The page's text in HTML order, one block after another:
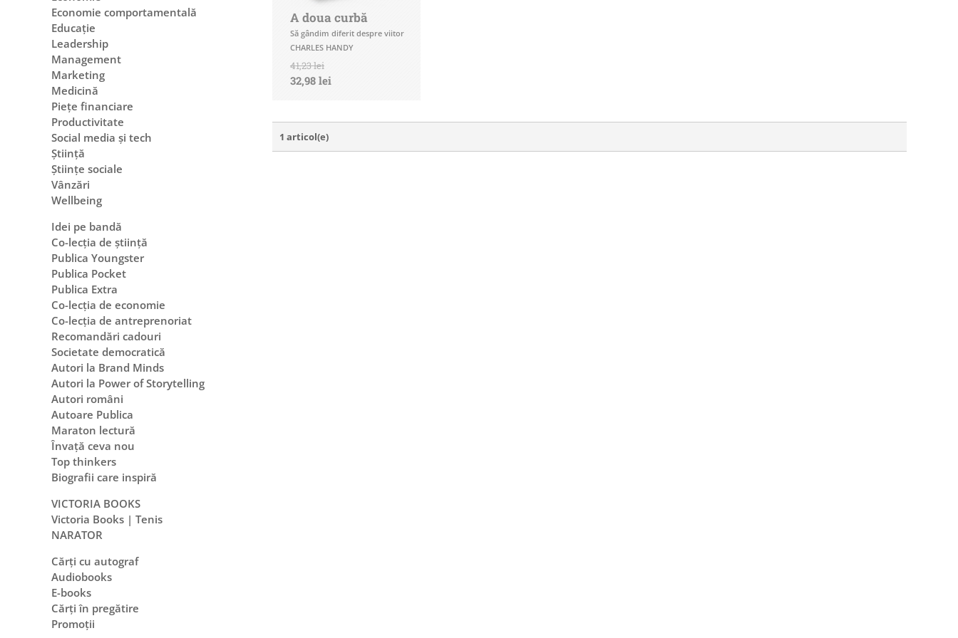
A doua curbă
Să gândim diferit despre viitor
CHARLES HANDY
41,23 lei
32,98 lei
1 articol(e)
Economie comportamentală
Educație
Leadership
Management
Marketing
Medicină
Piețe financiare
Productivitate
Social media și tech
Știință
Științe sociale
Vânzări
Wellbeing
Idei pe bandă
Co-lecția de știință
Publica Youngster
Publica Pocket
Publica Extra
Co-lecția de economie
Co-lecția de antreprenoriat
Recomandări cadouri
Societate democratică
Autori la Brand Minds
Autori la Power of Storytelling
Autori români
Autoare Publica
Maraton lectură
Învață ceva nou
Top thinkers
Biografii care inspiră
VICTORIA BOOKS
Victoria Books | Tenis
NARATOR
Cărți cu autograf
Audiobooks
E-books
Cărți în pregătire
Promoții